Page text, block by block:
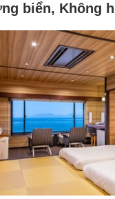
biển, Không
ở tòa nhà